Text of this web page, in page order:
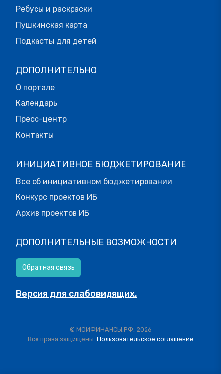
Ребусы и раскраски
Пушкинская карта
Подкасты для детей
ДОПОЛНИТЕЛЬНО
О портале
Календарь
Пресс-центр
Контакты
ИНИЦИАТИВНОЕ БЮДЖЕТИРОВАНИЕ
Все об инициативном бюджетировании
Конкурс проектов ИБ
Архив проектов ИБ
ДОПОЛНИТЕЛЬНЫЕ ВОЗМОЖНОСТИ
Обратная связь
Версия для слабовидящих.
© МОИФИНАНСЫ.РФ, 2026
Все права защищены. Пользовательское соглашение